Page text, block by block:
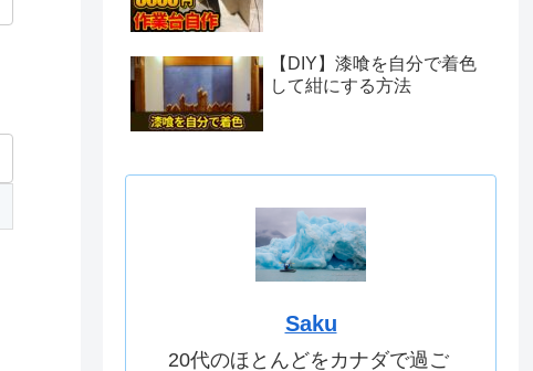
【DIY】漆喰を自分で着色
して紺にする方法
Saku
20代のほとんどをカナダで過ご